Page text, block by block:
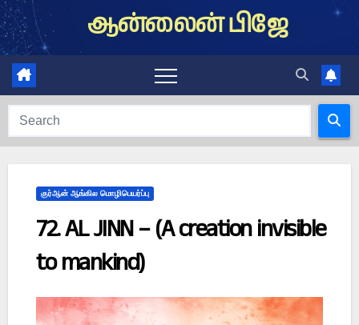
Skip
to
content
ஆன்லைன் பிஜே
குர்ஆன் ஆங்கில மொழிபெயர்ப்பு
72. AL JINN – (A creation invisible
to mankind)